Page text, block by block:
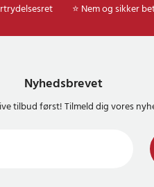
⭐ Nem og sikker
Nyhedsbrevet
tilbud først! Tilmeld dig vores